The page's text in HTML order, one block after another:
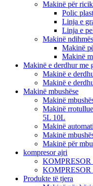
Makinë për
Polic
Linja e
Linja e
Makinë
Makinë
Makinë
Makinë e derdhur me
Makinë e
Makinë e
Makinë mbushëse
Makinë
Makinë
5L 10L
Makinë
Makinë
Makinë për
kompresor ajri
Produkte të tjera